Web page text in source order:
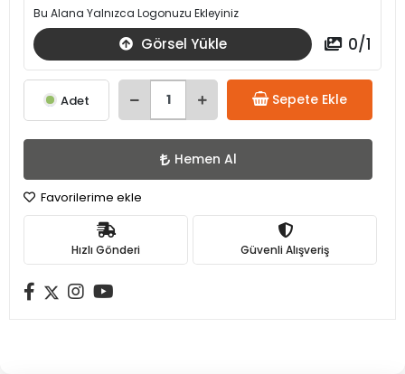
Bu Alana Yalnızca Logonuzu Ekleyiniz
Görsel Yükle 0/1
Adet Sepete Ekle
Hemen Al
Favorilerime ekle
Hızlı Gönderi Güvenli Alışveriş